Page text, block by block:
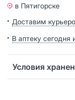
в Пятигорске
Доставим
В аптеку сегодня
Условия